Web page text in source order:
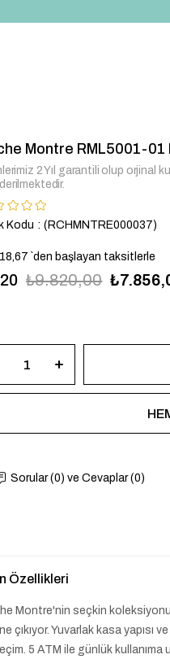
Montre RML5001-01
2 Yıl garantili olup orjinal
Kodu (RCHMNTRE000037)
`den başlayan taksitlerle
20 ₺9.820,00
Sorular (0) ve Cevaplar (0)
Özellikleri
Montre'nin seçkin
çıkıyor. Yuvarlak kasa yapısı
5 ATM ile günlük kullanıma